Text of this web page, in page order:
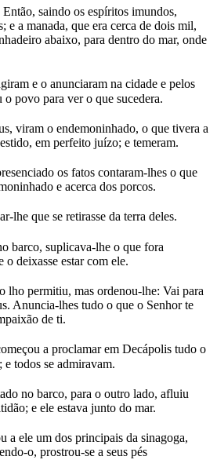
saindo os espíritos imundos,
e a manada, que era cerca de dois mil,
abaixo, para dentro do mar, onde
e o anunciaram na cidade e pelos
o povo para ver o que sucedera.
viram o endemoninhado, o que tivera a
em perfeito juízo; e temeram.
os fatos contaram-lhes o que
e acerca dos porcos.
lhe que se retirasse da terra deles.
barco, suplicava-lhe o que fora
o deixasse estar com ele.
lho permitiu, mas ordenou-lhe: Vai para
Anuncia-lhes tudo o que o Senhor te
de ti.
a proclamar em Decápolis tudo o
e todos se admiravam.
no barco, para o outro lado, afluiu
e ele estava junto do mar.
a ele um dos principais da sinagoga,
o, prostrou-se a seus pés